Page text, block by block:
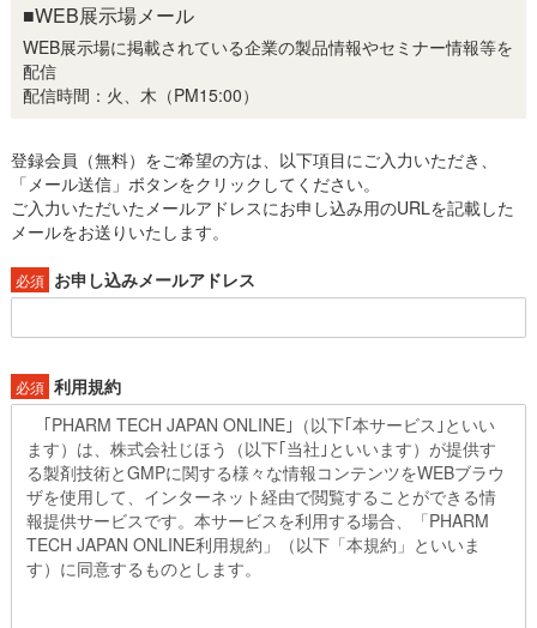
■WEB展示場メール
WEB展示場に掲載されている企業の製品情報やセミナー情報等を
配信
配信時間：火、木（PM15:00）
登録会員（無料）をご希望の方は、以下項目にご入力いただき、
「メール送信」ボタンをクリックしてください。
ご入力いただいたメールアドレスにお申し込み用のURLを記載した
メールをお送りいたします。
必須 お申し込みメールアドレス
必須 利用規約